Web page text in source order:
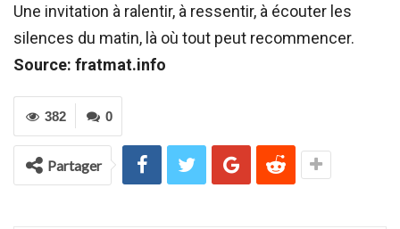
Une invitation à ralentir, à ressentir, à écouter les
silences du matin, là où tout peut recommencer.
Source: fratmat.info
0
382
Partager